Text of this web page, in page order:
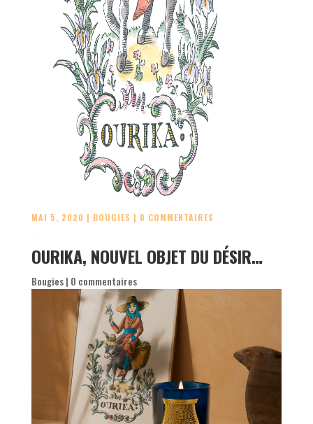
MAI 5, 2020 | BOUGIES | 0 COMMENTAIRES
OURIKA, NOUVEL OBJET DU DÉSIR…
Bougies| 0 commentaires